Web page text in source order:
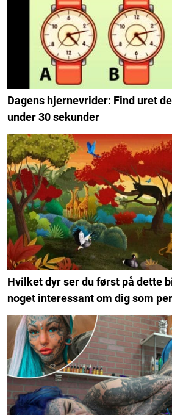
Dagens hjernevrider: Find uret
under 30 sekunder
Hvilket dyr ser du først på dette
noget interessant om dig som